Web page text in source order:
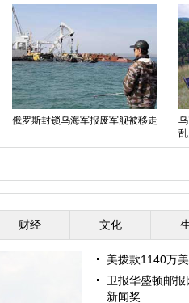
俄罗斯封锁乌海军报废军舰被移走
财经 文化
美拨款1140万
卫报华盛顿邮
新闻奖